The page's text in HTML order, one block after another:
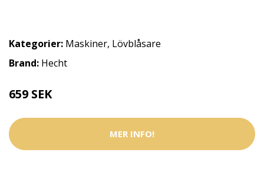
Kategorier: Maskiner, Lövblåsare
Brand: Hecht
659 SEK
MER INFO!